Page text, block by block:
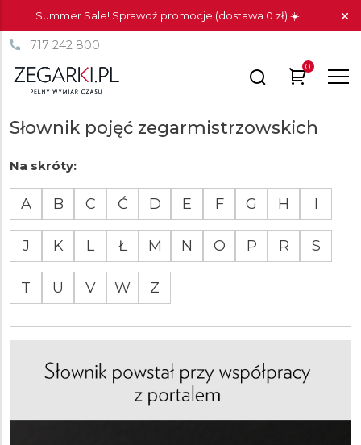
Summer Sale! Sprawdź promocje (dostawa 0 zł) ☀️
717 242 800
0
Słownik pojęć zegarmistrzowskich
Na skróty:
A B C Ć D E F G H I
J K L Ł M N O P R S
T U V W Z